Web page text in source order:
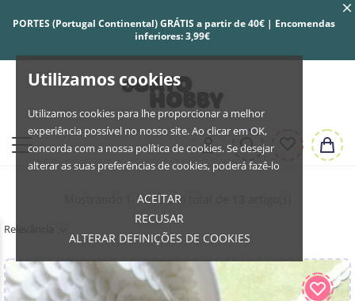
Utilizamos cookies
Utilizamos cookies para lhe proporcionar a melhor
experiência possível no nosso site. Ao clicar em OK,
concorda com a nossa política de cookies. Se desejar
alterar as suas preferências de cookies, poderá fazê-lo
ACEITAR
RECUSAR
ALTERAR DEFINIÇÕES DE COOKIES
PORTES (Portugal Continental) GRÁTIS a partir de 40€ | Encomendas
inferiores: 3,99€
Relevância
Mostrando 1-13 de um total de 13 artigo(s)